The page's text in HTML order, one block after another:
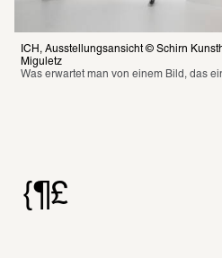
ICH, Ausstellungsansicht © Schirn
Miguletz
Was erwartet man von einem Bild, das
{¶£